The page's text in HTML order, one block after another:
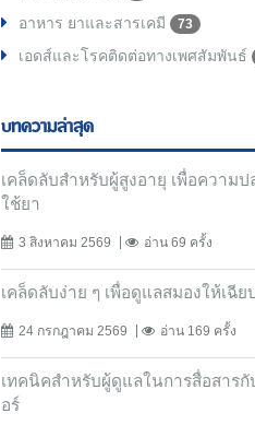
อาหาร ยาและสารเคมี 73
เอดส์และโรคติดต่อทางเพศสัมพันธ์
บทความล่าสุด
เคล็ดลับสำหรับผู้สูงอายุ เพื่อความ
ใช้ยา
3 สิงหาคม 2569 อ่าน 69 ครั้ง
เคล็ดลับง่าย ๆ เพื่อดูแลสมองให้เฉี
24 กรกฎาคม 2569 อ่าน 169 ครั้ง
เทคนิคสำหรับผู้ดูแลในการสื่อสารกั
อร์